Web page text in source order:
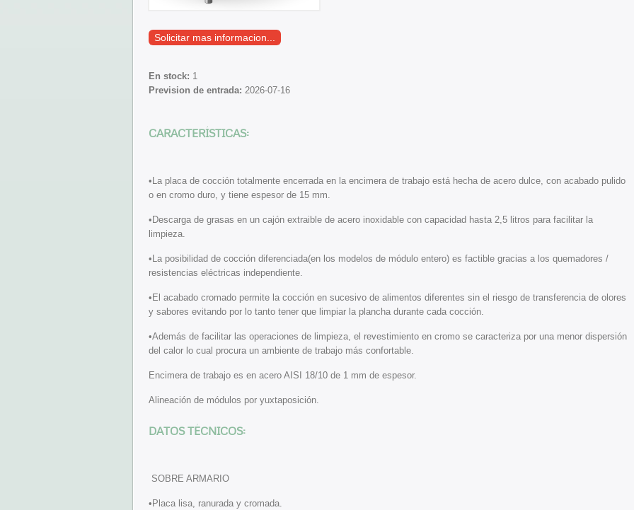
Solicitar mas informacion...
En stock: 1
Prevision de entrada: 2026-07-16
CARACTERÍSTICAS:
•La placa de cocción totalmente encerrada en la encimera de trabajo está hecha de acero dulce, con acabado pulido
o en cromo duro, y tiene espesor de 15 mm.
•Descarga de grasas en un cajón extraible de acero inoxidable con capacidad hasta 2,5 litros para facilitar la
limpieza.
•La posibilidad de cocción diferenciada(en los modelos de módulo entero) es factible gracias a los quemadores /
resistencias eléctricas independiente.
•El acabado cromado permite la cocción en sucesivo de alimentos diferentes sin el riesgo de transferencia de olores
y sabores evitando por lo tanto tener que limpiar la plancha durante cada cocción.
•Además de facilitar las operaciones de limpieza, el revestimiento en cromo se caracteriza por una menor dispersión
del calor lo cual procura un ambiente de trabajo más confortable.
Encimera de trabajo es en acero AISI 18/10 de 1 mm de espesor.
Alineación de módulos por yuxtaposición.
DATOS TÉCNICOS:
SOBRE ARMARIO
•Placa lisa, ranurada y cromada.